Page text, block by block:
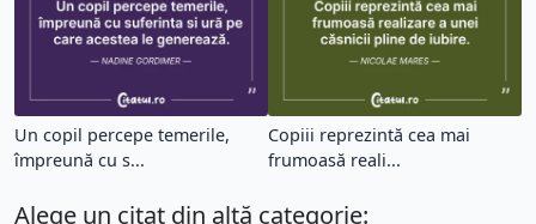
Un copil percepe temerile,
împreună cu s...
Copiii reprezintă cea mai
frumoasă reali...
Alege un citat din altă categorie: